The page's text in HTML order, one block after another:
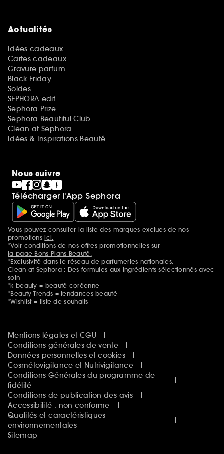
Actualités
Idées cadeaux
Cartes cadeaux
Gravure parfum
Black Friday
Soldes
SEPHORA edit
Sephora Prize
Sephora Beautiful Club
Clean at Sephora
Idées & Inspirations Beauté
Nous suivre
Télécharger l’App Sephora
Mentions additionnelles
Vous pouvez consulter la liste des marques exclues de nos
promotionsici.
*Voir conditions de nos offres promotionnelles sur
la page Bons Plans Beauté.
*Exclusivité dans le réseau de parfumeries nationales.
Clean at Sephora : Des formules aux ingrédients sélectionnés avec
soin
*k-beauty = beauté coréenne
*Beauty Trends = tendances beauté
*Wishlist = liste de souhaits
Mentions légales et CGU
Conditions générales de vente
Données personnelles et cookies
Cosmétovigilance et Nutrivigilance
Conditions Générales du programme de
fidélité
Conditions de publication des avis
Accessibilité : non conforme
Qualités et caractéristiques
environnementales
Sitemap